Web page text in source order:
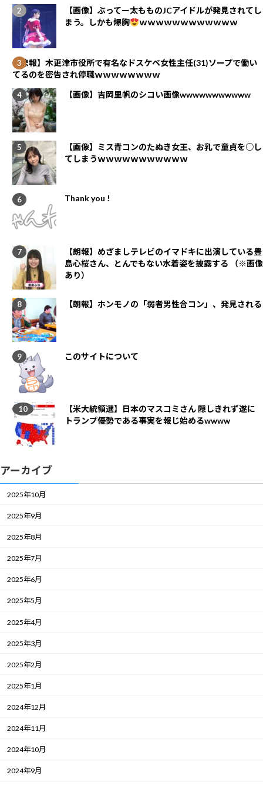
【画像】ぶってー太もものJCアイドルが発見されてし
まう。しかも爆胸
ｗｗｗｗｗｗｗｗｗｗｗｗ
【悲報】木更津市役所で有名なドスケベ女性主任(31)ソープで働い
てるのを密告され停職ｗｗｗｗｗｗｗｗ
【画像】吉岡里帆のシコい画像wwwwwwwwwww
【画像】ミス青コンのたぬき女王、お乳で童貞を○し
てしまうｗｗｗｗｗｗｗｗｗｗｗ
Thank you !
【朗報】めざましテレビのイマドキに出演している豊
島心桜さん、とんでもない水着姿を披露する （※画像
あり）
【朗報】ホンモノの「弱者男性合コン」、発見される
このサイトについて
【米大統領選】日本のマスコミさん 隠しきれず遂に
トランプ優勢である事実を報じ始めるwwww
アーカイブ
2025年10月
2025年9月
2025年8月
2025年7月
2025年6月
2025年5月
2025年4月
2025年3月
2025年2月
2025年1月
2024年12月
2024年11月
2024年10月
2024年9月